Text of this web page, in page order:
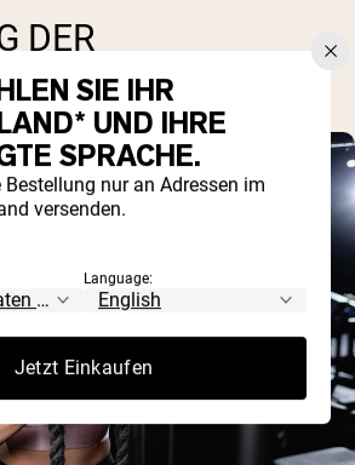
DER
SIE IHR
UND IHRE
SPRACHE.
nur an Adressen im
versenden.
Language:
Jetzt Einkaufen